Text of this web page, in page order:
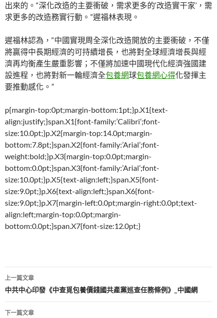
出來的。“深化改造的主要衝破，需求更多的‘改造實干家’，需
求更多的改造務實行動。”遲福林表現。
遲福林認為，“中國實現周全深化改造開放的主要衝破，不僅
將贏得中長期經濟的可持續增長，也將對全球經濟增長與經
濟再均衡產生嚴重影響；不僅將加速中國現代化經濟強國建
設進程，也將對新一輪經濟全包養網球包養網心得化發揮主
要推動感化。”
p{margin-top:0pt;margin-bottom:1pt;}p.X1{text-
align:justify;}span.X1{font-family:’Calibri’;font-
size:10.0pt;}p.X2{margin-top:14.0pt;margin-
bottom:7.8pt;}span.X2{font-family:’Arial’;font-
weight:bold;}p.X3{margin-top:0.0pt;margin-
bottom:0.0pt;}span.X3{font-family:’Arial’;font-
size:10.0pt;}p.X5{text-align:left;}span.X5{font-
size:9.0pt;}p.X6{text-align:left;}span.X6{font-
size:9.0pt;}p.X7{margin-left:0.0pt;margin-right:0.0pt;text-
align:left;margin-top:0.0pt;margin-
bottom:0.0pt;}span.X7{font-size:12.0pt;}
文
章
導
上一篇文章
中共中心印發《中查覓包養價錢國共產黨巡查任務條例》_中國網
下一篇文章